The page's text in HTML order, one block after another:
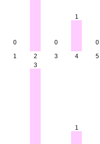
0
1
2
0
3
1
4
0
5
3
1